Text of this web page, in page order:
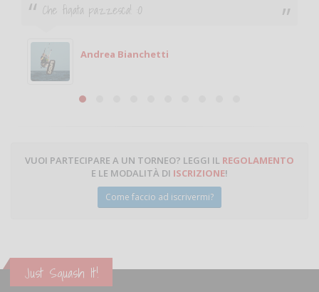
Ciao. Sono a Treviglio da poco e vorrei tornare a
giocare. Se sei in zona e puoi giocare fammi sapere.
Michele
Michele Miglionico
VUOI PARTECIPARE A UN TORNEO? LEGGI IL REGOLAMENTO
E LE MODALITÀ DI ISCRIZIONE!
Come faccio ad iscrivermi?
Just Squash It!